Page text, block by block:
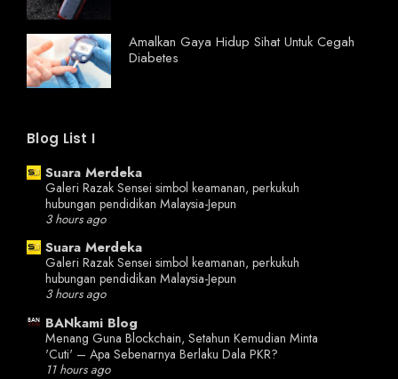
Amalkan Gaya Hidup Sihat Untuk Cegah
Diabetes
Blog List I
Suara Merdeka
Galeri Razak Sensei simbol keamanan, perkukuh
hubungan pendidikan Malaysia-Jepun
3 hours ago
Suara Merdeka
Galeri Razak Sensei simbol keamanan, perkukuh
hubungan pendidikan Malaysia-Jepun
3 hours ago
BANkami Blog
Menang Guna Blockchain, Setahun Kemudian Minta
'Cuti' – Apa Sebenarnya Berlaku Dala PKR?
11 hours ago